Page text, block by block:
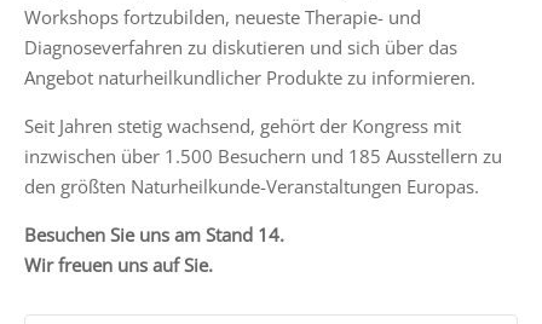
Workshops fortzubilden, neueste Therapie- und
Diagnoseverfahren zu diskutieren und sich über das
Angebot naturheilkundlicher Produkte zu informieren.
Seit Jahren stetig wachsend, gehört der Kongress mit
inzwischen über 1.500 Besuchern und 185 Ausstellern zu
den größten Naturheilkunde-Veranstaltungen Europas.
Besuchen Sie uns am Stand 14.
Wir freuen uns auf Sie.